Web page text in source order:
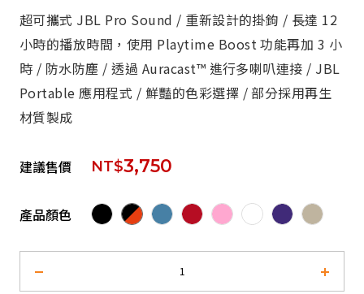
超可攜式 JBL Pro Sound / 重新設計的掛鉤 / 長達 12
小時的播放時間，使用 Playtime Boost 功能再加 3 小
時 / 防水防塵 / 透過 Auracast™ 進行多喇叭連接 / JBL
Portable 應用程式 / 鮮豔的色彩選擇 / 部分採用再生
材質製成
建議售價 NT$3,750
產品顏色